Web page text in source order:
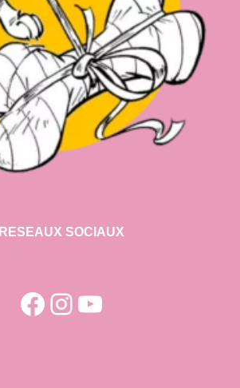
RESEAUX SOCIAUX
Facebook
Instagram
YouTube